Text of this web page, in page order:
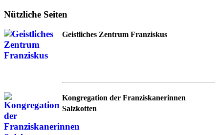
Nützliche Seiten
Geistliches Zentrum Franziskus
Kongregation der Franziskanerinnen
Salzkotten